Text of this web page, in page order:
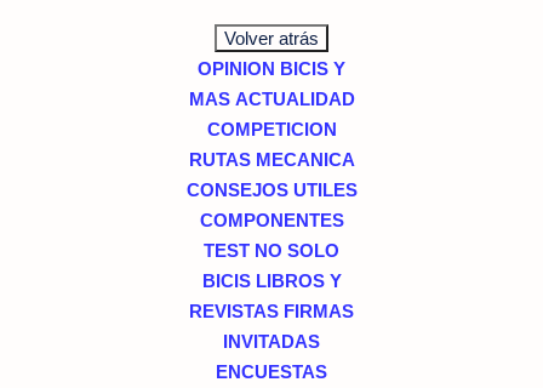
OPINION BICIS Y
MAS ACTUALIDAD
COMPETICION
RUTAS MECANICA
CONSEJOS UTILES
COMPONENTES
TEST NO SOLO
BICIS LIBROS Y
REVISTAS FIRMAS
INVITADAS
ENCUESTAS